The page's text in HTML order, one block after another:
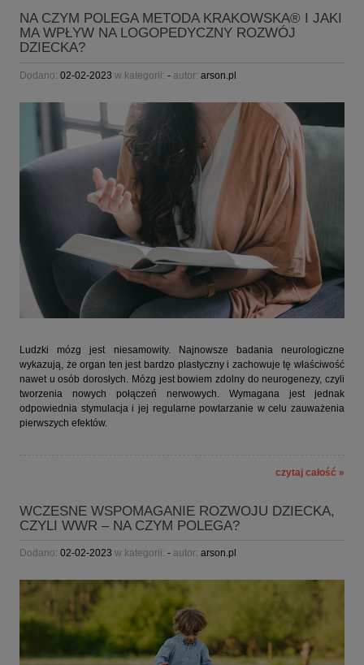
NA CZYM POLEGA METODA KRAKOWSKA® I JAKI
MA WPŁYW NA LOGOPEDYCZNY ROZWÓJ
DZIECKA?
Dodano: 02-02-2023 w kategorii: - autor: arson.pl
Ludzki mózg jest niesamowity. Najnowsze badania neurologiczne
wykazują, że organ ten jest bardzo plastyczny i zachowuje tę właściwość
nawet u osób dorosłych. Mózg jest bowiem zdolny do neurogenezy, czyli
tworzenia nowych połączeń nerwowych. Wymagana jest jednak
odpowiednia stymulacja i jej regularne powtarzanie w celu zauważenia
pierwszych efektów.
czytaj całość »
WCZESNE WSPOMAGANIE ROZWOJU DZIECKA,
CZYLI WWR – NA CZYM POLEGA?
Dodano: 02-02-2023 w kategorii: - autor: arson.pl